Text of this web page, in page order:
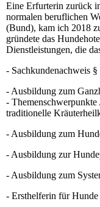
Eine Erfurterin zurück
normalen beruflichen
(Bund), kam ich 2018
gründete das
Dienstleistungen, die
- Sachkundenachweis §
- Ausbildung zum
-
traditionelle
- Ausbildung zum
- Ausbildung zur
- Ausbildung zum
- Ersthelferin für